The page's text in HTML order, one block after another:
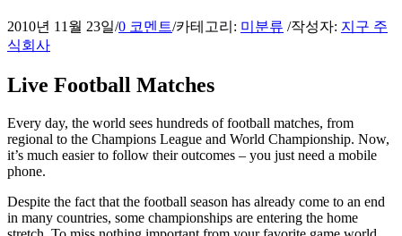
2010년 11월 23일/0 코멘트/카테고리: 미분류 /작성자: 지구 주
식회사
Live Football Matches
Every day, the world sees hundreds of football matches, from
regional to the Champions League and World Championship. Now,
it’s much easier to follow their outcomes – you just need a mobile
phone.
Despite the fact that the football season has already come to an end
in many countries, some championships are entering the home